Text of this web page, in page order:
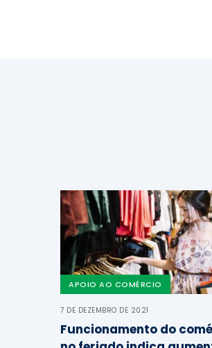
APOIO AO COMÉRCIO
7 DE DEZEMBRO DE 2021
Funcionamento do